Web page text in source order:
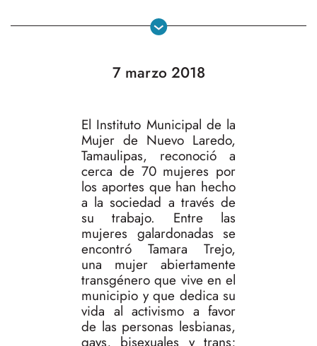
7 marzo 2018
El Instituto Municipal de la
Mujer de Nuevo Laredo,
Tamaulipas, reconoció a
cerca de 70 mujeres por
los aportes que han hecho
a la sociedad a través de
su trabajo. Entre las
mujeres galardonadas se
encontró Tamara Trejo,
una mujer abiertamente
transgénero que vive en el
municipio y que dedica su
vida al activismo a favor
de las personas lesbianas,